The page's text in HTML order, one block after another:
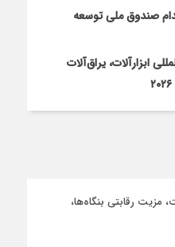
صندوق ملی توسعه
ابزارآلات، یراق‌آلات
مزیت رقابتی بنگاه‌ها،